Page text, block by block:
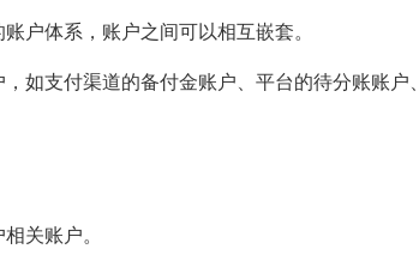
户体系，账户之间可以相互嵌套。
如支付渠道的备付金账户、平台的待分账账户
关账户。